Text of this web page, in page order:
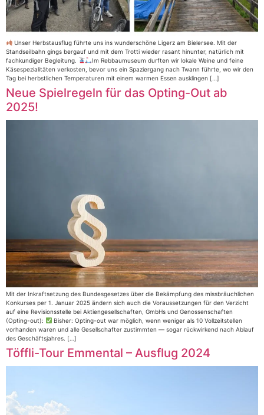
Unser Herbstausflug führte uns ins wunderschöne Ligerz am Bielersee. Mit der
Standseilbahn gings bergauf und mit dem Trotti wieder rasant hinunter, natürlich mit
fachkundiger Begleitung.
Im Rebbaumuseum durften wir lokale Weine und feine
Käsespezialitäten verkosten, bevor uns ein Spaziergang nach Twann führte, wo wir den
Tag bei herbstlichen Temperaturen mit einem warmen Essen ausklingen […]
Neue Spielregeln für das Opting-Out ab
2025!
Mit der Inkraftsetzung des Bundesgesetzes über die Bekämpfung des missbräuchlichen
Konkurses per 1. Januar 2025 ändern sich auch die Voraussetzungen für den Verzicht
auf eine Revisionsstelle bei Aktiengesellschaften, GmbHs und Genossenschaften
(Opting-out):
Bisher: Opting-out war möglich, wenn weniger als 10 Vollzeitstellen
vorhanden waren und alle Gesellschafter zustimmten — sogar rückwirkend nach Ablauf
des Geschäftsjahres. […]
Töffli-Tour Emmental – Ausflug 2024